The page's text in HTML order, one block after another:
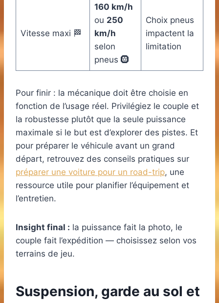
Vitesse maxi 🏁
160 km/h
ou 250
km/h
selon
pneus 🛞
Choix pneus
impactent la
limitation
Pour finir : la mécanique doit être choisie en
fonction de l’usage réel. Privilégiez le couple et
la robustesse plutôt que la seule puissance
maximale si le but est d’explorer des pistes. Et
pour préparer le véhicule avant un grand
départ, retrouvez des conseils pratiques sur
préparer une voiture pour un road-trip, une
ressource utile pour planifier l’équipement et
l’entretien.
Insight final : la puissance fait la photo, le
couple fait l’expédition — choisissez selon vos
terrains de jeu.
Suspension, garde au sol et